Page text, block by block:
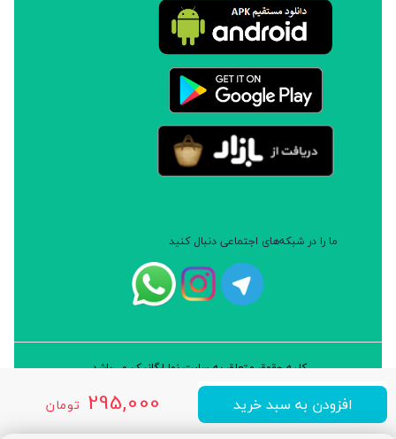
295,000 تومان افزودن به سبد خرید
ما را در شبکه‌های اجتماعی دنبال کنید
کلیه حقوق متعلق به سایت نوا ارگانیک می‌باشد.
طراحی و توسعه: شرکت داده پردازان سورن ایرانیان (نرم افزار سارب)